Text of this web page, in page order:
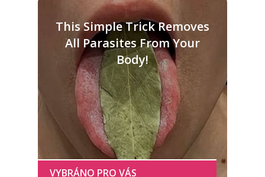
This Simple Trick Removes
All Parasites From Your
Body!